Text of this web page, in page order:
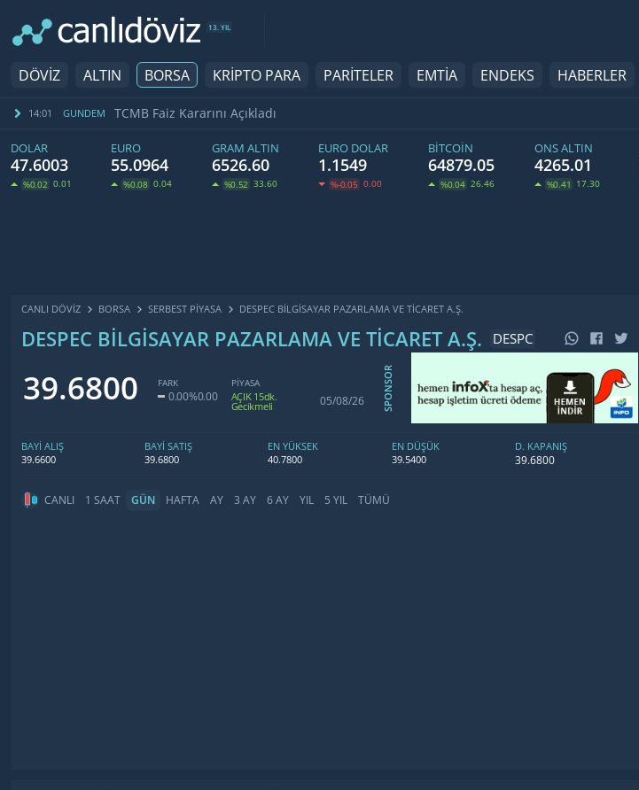
13. YIL
DÖVİZ ALTIN BORSA KRİPTO PARA PARİTELER EMTİA ENDEKS HABERLER
14:01 GUNDEM TCMB Faiz Kararını Açıkladı
DOLAR
47.6003
%0.02 0.01
EURO
55.0964
%0.08 0.04
GRAM ALTIN
6526.60
%0.52 33.60
EURO DOLAR
1.1549
%-0.05 0.00
BITCOIN
64879.05
%0.04 26.46
ONS ALTIN
4265.01
%0.41 17.30
CANLI DÖVİZ BORSA SERBEST PIYASA DESPEC BILGISAYAR PAZARLAMA VE TICARET A.Ş.
DESPEC BILGISAYAR PAZARLAMA VE TICARET A.Ş. DESPC
39.6800 FARK
0.00%0.00
PİYASA
AÇIK 15dk.
Gecikmeli 05/08/26 SPONSOR
BAYİ ALIŞ
39.6600
BAYİ SATIŞ
39.6800
EN YÜKSEK
40.7800
EN DÜŞÜK
39.5400
D. KAPANIŞ
39.6800
CANLI 1 SAAT GÜN HAFTA AY 3 AY 6 AY YIL 5 YIL TÜMÜ